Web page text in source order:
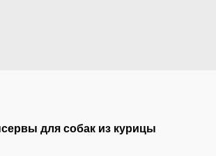
для собак из курицы